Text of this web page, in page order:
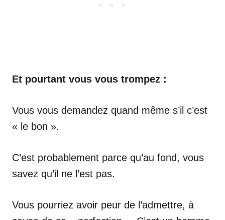
Et pourtant vous vous trompez :
Vous vous demandez quand même s’il c’est
« le bon ».
C’est probablement parce qu’au fond, vous
savez qu’il ne l’est pas.
Vous pourriez avoir peur de l’admettre, à